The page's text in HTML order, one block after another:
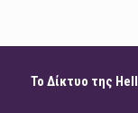
Το Δίκτυο της